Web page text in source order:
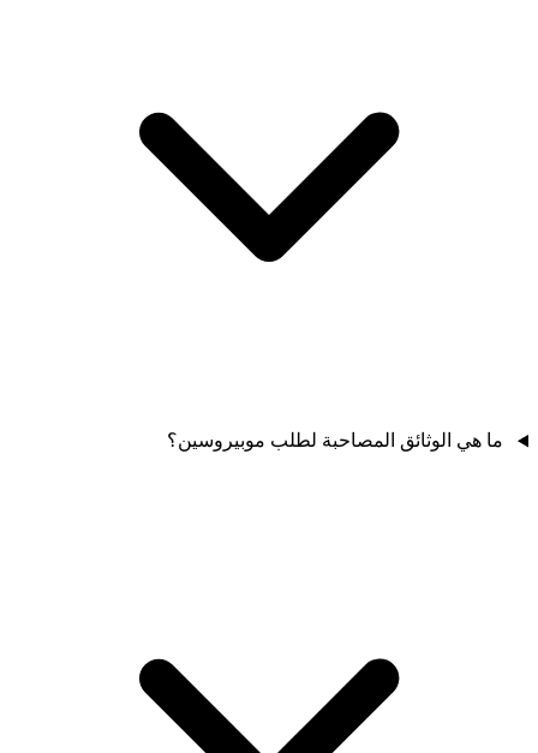
ما هي الوثائق المصاحبة لطلب موبيروسين؟